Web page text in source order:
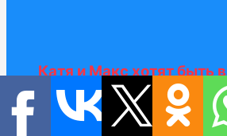
Катя и Макс хотят быть